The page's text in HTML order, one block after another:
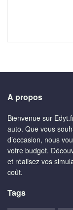
A propos
Bienvenue sur
auto. Que vous
d’occasion, nous
votre budget.
et réalisez vos
coût.
Tags